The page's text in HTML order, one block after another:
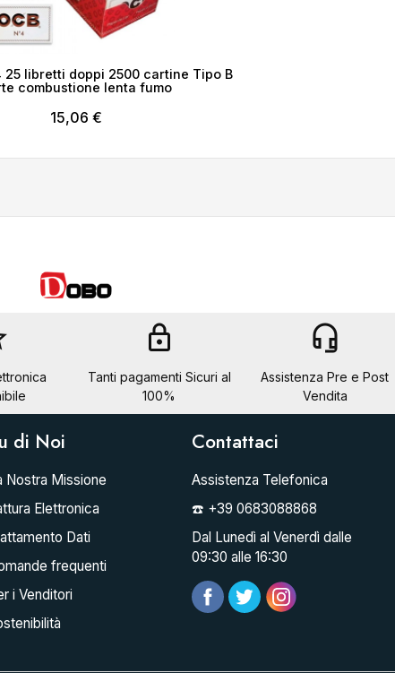
25 libretti doppi 2500 cartine Tipo B
combustione lenta fumo
15,06 €
lock
Tanti pagamenti Sicuri al
100%
headset_mic
Assistenza Pre e Post
Vendita
di Noi
Nostra Missione
Elettronica
Dati
frequenti
i Venditori
Contattaci
Assistenza Telefonica
☎️ +39 0683088868
Dal Lunedì al Venerdì dalle
09:30 alle 16:30